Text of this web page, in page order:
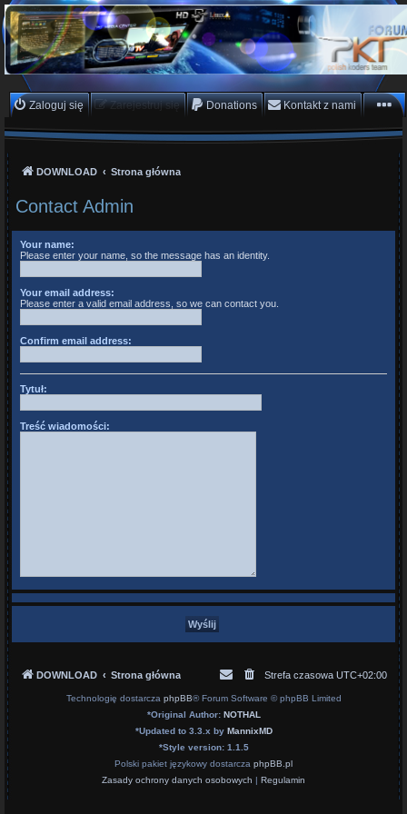
PKTeam - Polish Koders
Team
Hyperion, Enigma, E2, PKT, listy kanałów, oscam
Zaloguj się Zarejestruj się Donations Kontakt z nami
DOWNLOAD Strona główna
Contact Admin
Your name:
Please enter your name, so the message has an identity.
Your email address:
Please enter a valid email address, so we can contact you.
Confirm email address:
Tytuł:
Treść wiadomości:
DOWNLOAD Strona główna Strefa czasowa UTC+02:00
Technologię dostarcza phpBB® Forum Software © phpBB Limited
*Original Author: NOTHAL
*Updated to 3.3.x by MannixMD
*Style version: 1.1.5
Polski pakiet językowy dostarcza phpBB.pl
Zasady ochrony danych osobowych | Regulamin